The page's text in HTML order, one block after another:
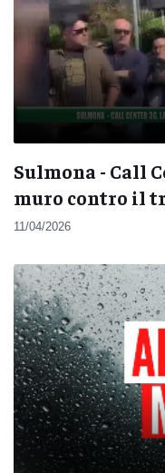
Sulmona - Call
muro contro il
11/04/2026